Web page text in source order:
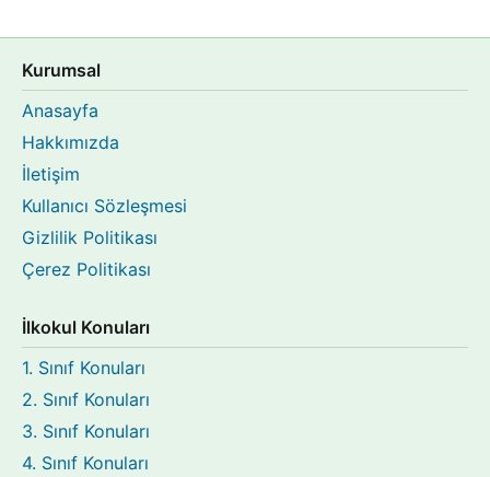
Kurumsal
Anasayfa
Hakkımızda
İletişim
Kullanıcı Sözleşmesi
Gizlilik Politikası
Çerez Politikası
İlkokul Konuları
1. Sınıf Konuları
2. Sınıf Konuları
3. Sınıf Konuları
4. Sınıf Konuları